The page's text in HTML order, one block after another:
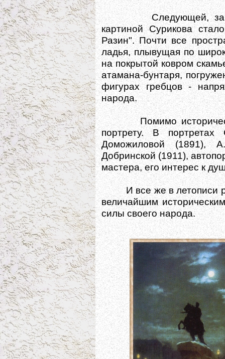
Следующей,
картиной Сурикова
Разин". Почти все
ладья, плывущая по
на покрытой ковром
атамана-бунтаря,
фигурах гребцов -
народа.
Помимо
портрету. В
Доможиловой
Добринской (1911),
мастера, его интерес к
И все же в летописи
величайшим
силы своего народа.